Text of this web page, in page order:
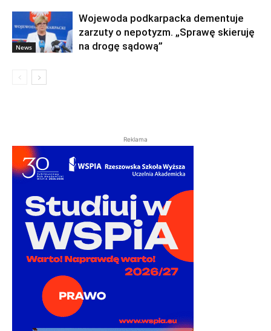
News
Wojewoda podkarpacka dementuje
zarzuty o nepotyzm. „Sprawę skieruję
na drogę sądową”
Reklama